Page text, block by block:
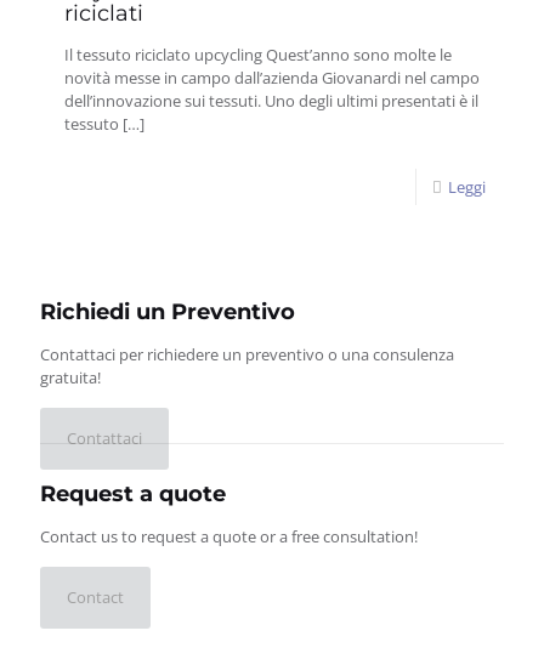
riciclati
Il tessuto riciclato upcycling Quest’anno sono molte le
novità messe in campo dall’azienda Giovanardi nel campo
dell’innovazione sui tessuti. Uno degli ultimi presentati è il
tessuto […]
Leggi
Richiedi un Preventivo
Contattaci per richiedere un preventivo o una consulenza
gratuita!
Contattaci
Request a quote
Contact us to request a quote or a free consultation!
Contact